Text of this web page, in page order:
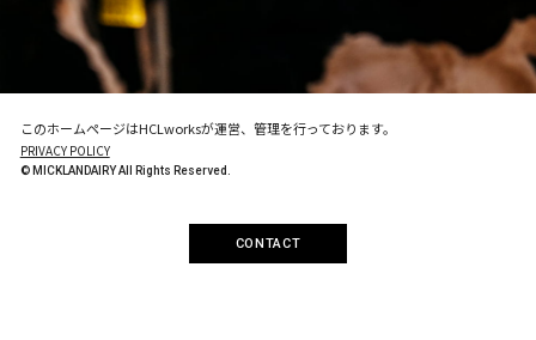
このホームページはHCLworksが運営、管理を行っております。
PRIVACY POLICY
© MICKLANDAIRY All Rights Reserved.
CONTACT